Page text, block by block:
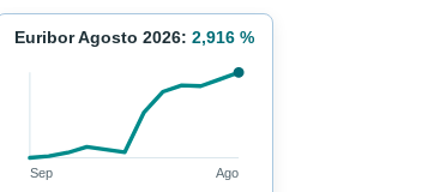
Euribor Agosto 2026: 2,916 %
Sep Ago